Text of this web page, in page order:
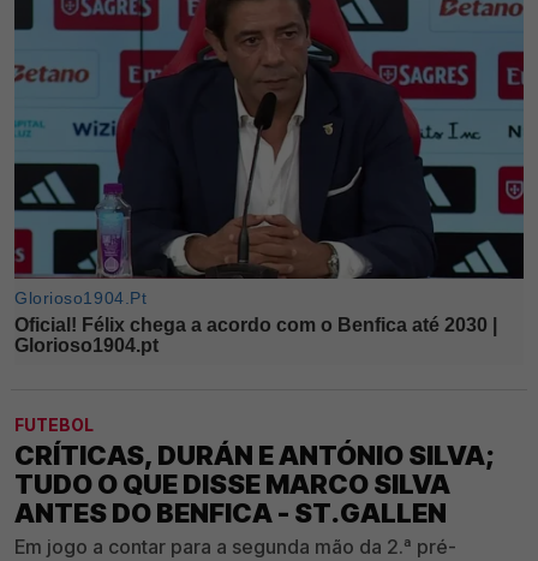
FUTEBOL
CRÍTICAS, DURÁN E ANTÓNIO SILVA;
TUDO O QUE DISSE MARCO SILVA
ANTES DO BENFICA - ST.GALLEN
Em jogo a contar para a segunda mão da 2.ª pré-